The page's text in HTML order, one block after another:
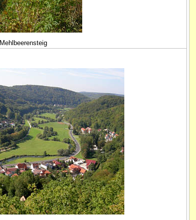
Mehlbeerensteig